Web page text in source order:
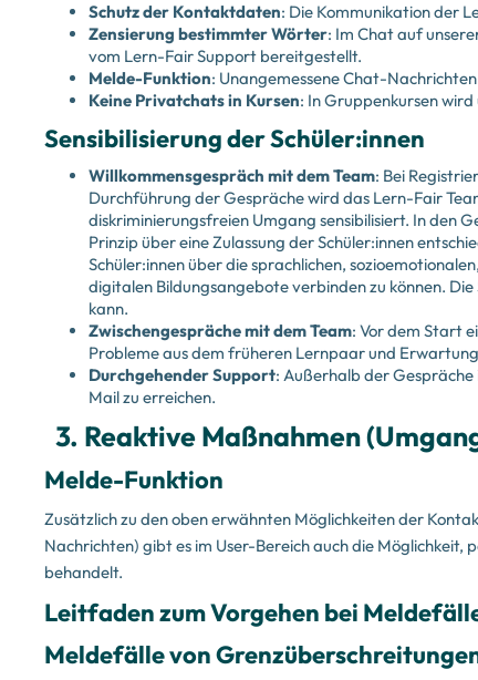
Schutz der Kontaktdaten: Die Kommunikation der
Zensierung bestimmter Wörter: Im Chat auf
vom Lern-Fair Support bereitgestellt.
Melde-Funktion: Unangemessene Chat-
Keine Privatchats in Kursen: In Gruppenkursen
Sensibilisierung der Schüler:innen
Willkommensgespräch mit dem Team: Bei
Durchführung der Gespräche wird das Lern-Fair
diskriminierungsfreien Umgang sensibilisiert. In den
Prinzip über eine Zulassung der Schüler:innen
Schüler:innen über die sprachlichen,
digitalen Bildungsangebote verbinden zu können.
kann.
Zwischengespräche mit dem Team: Vor dem Start
Probleme aus dem früheren Lernpaar und
Durchgehender Support: Außerhalb der
Mail zu erreichen.
3. Reaktive Maßnahmen
Melde-Funktion
Zusätzlich zu den oben erwähnten Möglichkeiten der
Nachrichten) gibt es im User-Bereich auch die
behandelt.
Leitfaden zum Vorgehen bei
Meldefälle von